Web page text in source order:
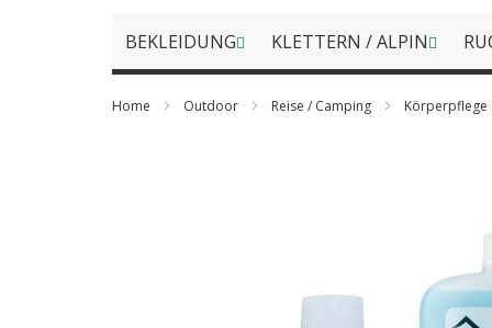
BEKLEIDUNG KLETTERN / ALPIN
Home Outdoor Reise / Camping Körperpflege